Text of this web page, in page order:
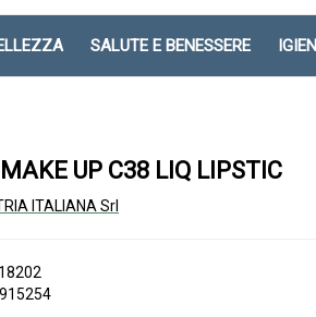
SALUTE E BENESSERE
UP C38 LIQ LIPSTIC
ITALIANA Srl